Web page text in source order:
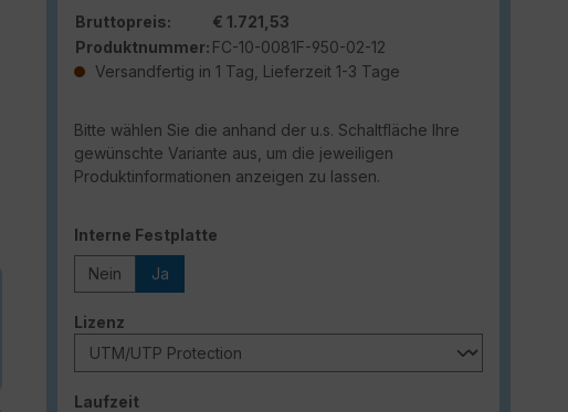
Bruttopreis:
€ 1.721,53
Produktnummer: FC-10-0081F-950-02-12
Versandfertig in 1 Tag, Lieferzeit 1-3 Tage
Bitte wählen Sie die anhand der u.s. Schaltfläche Ihre
gewünschte Variante aus, um die jeweiligen
Produktinformationen anzeigen zu lassen.
Interne Festplatte
Nein Ja
Lizenz
Laufzeitauswählen